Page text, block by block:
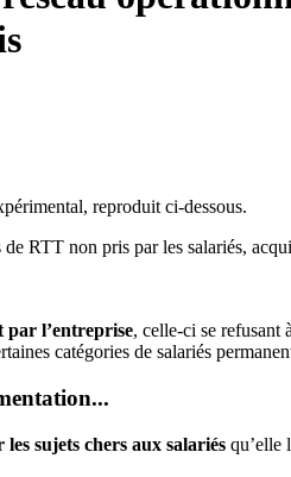
reproduit ci-dessous.
RTT non pris par les salariés,
par l’entreprise, celle-ci se refusant
catégories de salariés
sujets chers aux salariés qu’elle